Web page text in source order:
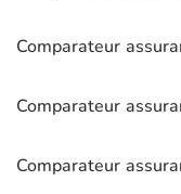
Comparateur
Comparateur
Comparateur